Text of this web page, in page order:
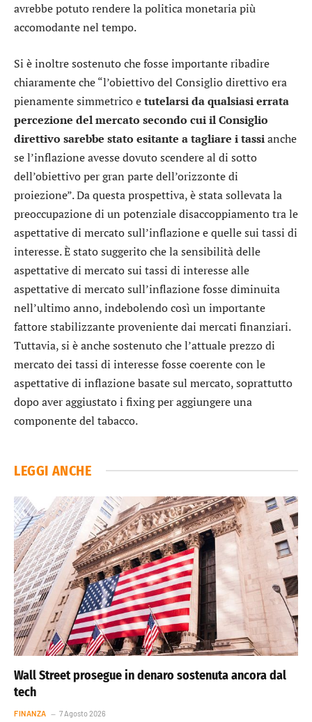
avrebbe potuto rendere la politica monetaria più
accomodante nel tempo.
Si è inoltre sostenuto che fosse importante ribadire
chiaramente che “l’obiettivo del Consiglio direttivo era
pienamente simmetrico etutelarsi da qualsiasi errata
percezione del mercato secondo cui il Consiglio
direttivo sarebbe stato esitante a tagliare i tassianche
se l’inflazione avesse dovuto scendere al di sotto
dell’obiettivo per gran parte dell’orizzonte di
proiezione”. Da questa prospettiva, è stata sollevata la
preoccupazione di un potenziale disaccoppiamento tra le
aspettative di mercato sull’inflazione e quelle sui tassi di
interesse. È stato suggerito che la sensibilità delle
aspettative di mercato sui tassi di interesse alle
aspettative di mercato sull’inflazione fosse diminuita
nell’ultimo anno, indebolendo così un importante
fattore stabilizzante proveniente dai mercati finanziari.
Tuttavia, si è anche sostenuto che l’attuale prezzo di
mercato dei tassi di interesse fosse coerente con le
aspettative di inflazione basate sul mercato, soprattutto
dopo aver aggiustato i fixing per aggiungere una
componente del tabacco.
LEGGI ANCHE
Wall Street prosegue in denaro sostenuta ancora dal
tech
FINANZA 7 Agosto 2026